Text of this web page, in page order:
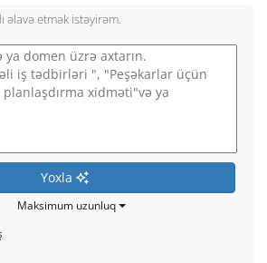
əlavə etmək istəyirəm.
Yoxla
Maksimum uzunluq